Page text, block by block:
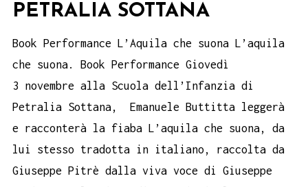
PETRALIA SOTTANA
Book Performance L’Aquila che suona L’aquila
che suona. Book Performance Giovedì
3 novembre alla Scuola dell’Infanzia di
Petralia Sottana, Emanuele Buttitta leggerà
e racconterà la fiaba L’aquila che suona, da
lui stesso tradotta in italiano, raccolta da
Giuseppe Pitrè dalla viva voce di Giuseppe